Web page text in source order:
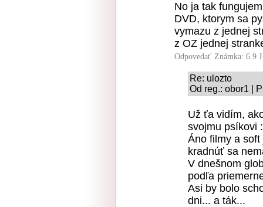
No ja tak
DVD, ktorym sa
vymazu z jednej
z OZ jednej
Odpovedať Známka: 6.9
Re: ulozto
Od reg.: obor1 |
Už ťa vidím,
svojmu psíkovi
Áno filmy a
kradnúť sa
V dnešnom
podľa
Asi by bolo
dni... a ták...